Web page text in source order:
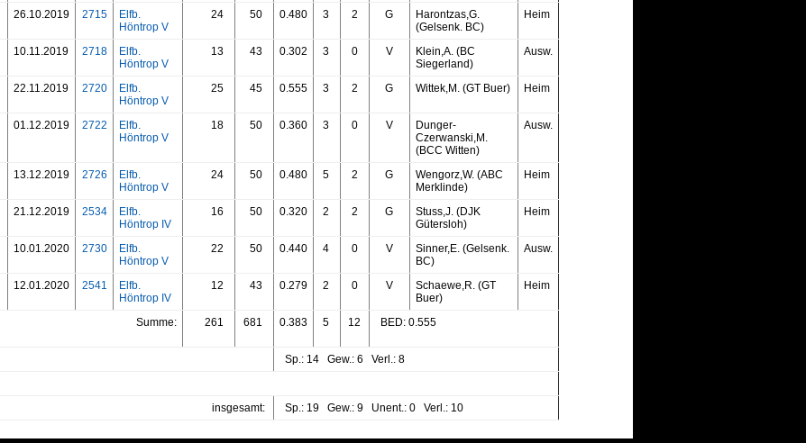
26.10.2019 2715
Elfb.
Höntrop V
24 50 0.480 3 2 G
Harontzas,G.
(Gelsenk. BC)
Heim
10.11.2019 2718
Elfb.
Höntrop V
13 43 0.302 3 0 V
Klein,A. (BC
Siegerland)
Ausw.
22.11.2019 2720
Elfb.
Höntrop V
25 45 0.555 3 2 G Wittek,M. (GT Buer) Heim
01.12.2019 2722
Elfb.
Höntrop V
18 50 0.360 3 0 V
Dunger-
Czerwanski,M.
(BCC Witten)
Ausw.
13.12.2019 2726
Elfb.
Höntrop V
24 50 0.480 5 2 G
Wengorz,W. (ABC
Merklinde)
Heim
21.12.2019 2534
Elfb.
Höntrop IV
16 50 0.320 2 2 G
Stuss,J. (DJK
Gütersloh)
Heim
10.01.2020 2730
Elfb.
Höntrop V
22 50 0.440 4 0 V
Sinner,E. (Gelsenk.
BC)
Ausw.
12.01.2020 2541
Elfb.
Höntrop IV
12 43 0.279 2 0 V
Schaewe,R. (GT
Buer)
Heim
Summe: 261 681 0.383 5 12 BED: 0.555
Sp.: 14 Gew.: 6 Verl.: 8
insgesamt: Sp.: 19 Gew.: 9 Unent.: 0 Verl.: 10